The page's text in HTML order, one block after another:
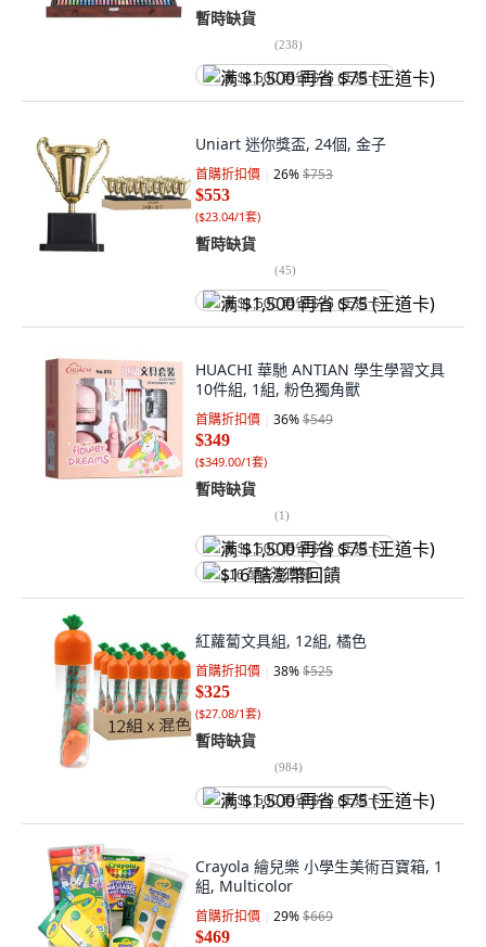
暫時缺貨
(238)
满 $1,500 再省 $75 (王道卡)
Uniart 迷你獎盃, 24個, 金子
首購折扣價 26%$753
$553
($23.04/1套)
暫時缺貨
(45)
满 $1,500 再省 $75 (王道卡)
HUACHI 華馳 ANTIAN 學生學習文具
10件組, 1組, 粉色獨角獸
首購折扣價 36%$549
$349
($349.00/1套)
暫時缺貨
(1)
满 $1,500 再省 $75 (王道卡)
$16 酷澎幣回饋
紅蘿蔔文具組, 12組, 橘色
首購折扣價 38%$525
$325
($27.08/1套)
暫時缺貨
(984)
满 $1,500 再省 $75 (王道卡)
Crayola 繪兒樂 小學生美術百寶箱, 1
組, Multicolor
首購折扣價 29%$669
$469